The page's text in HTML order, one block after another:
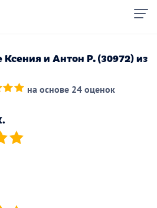
и Антон Р. (30972) из
на основе 24 оценок
(*)